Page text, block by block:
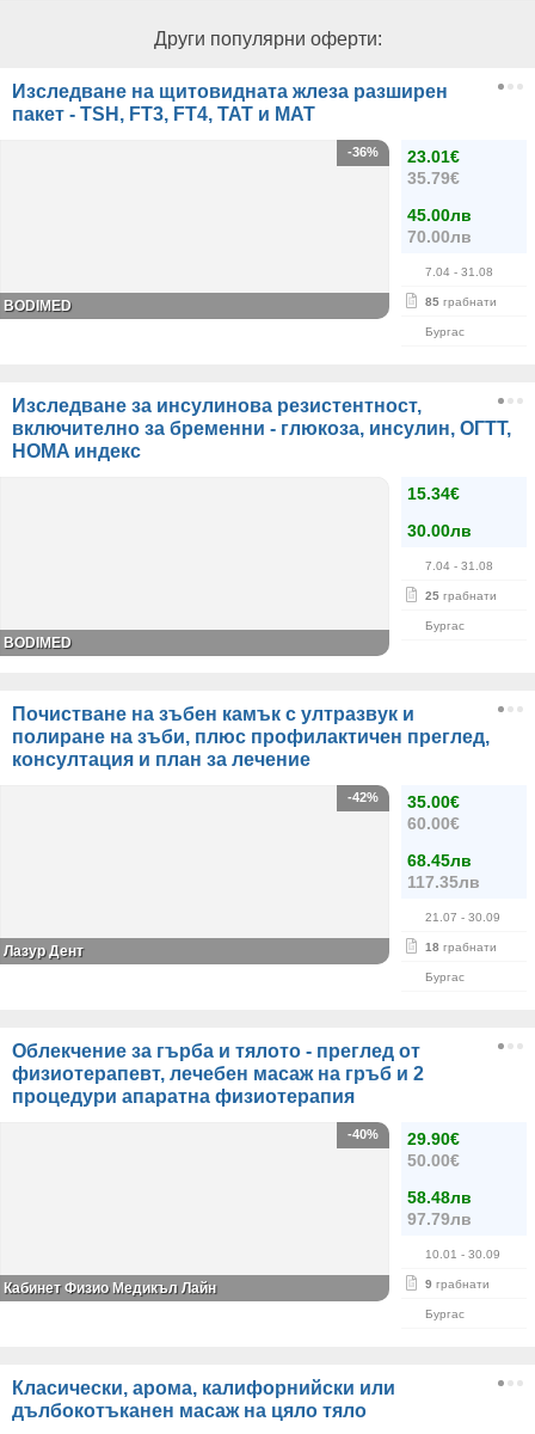
Други популярни оферти:
Изследване на щитовидната жлеза разширен
пакет - TSH, FT3, FT4, ТАТ и МАТ
23.01€
35.79€
45.00лв
70.00лв
7.04 - 31.08
85 грабнати
Бургас
-36%
BODIMED
Изследване за инсулинова резистентност,
включително за бременни - глюкоза, инсулин, ОГТТ,
HOMA индекс
15.34€
30.00лв
7.04 - 31.08
25 грабнати
Бургас
BODIMED
Почистване на зъбен камък с ултразвук и
полиране на зъби, плюс профилактичен преглед,
консултация и план за лечение
35.00€
60.00€
68.45лв
117.35лв
21.07 - 30.09
18 грабнати
Бургас
-42%
Лазур Дент
Облекчение за гърба и тялото - преглед от
физиотерапевт, лечебен масаж на гръб и 2
процедури апаратна физиотерапия
29.90€
50.00€
58.48лв
97.79лв
10.01 - 30.09
9 грабнати
Бургас
-40%
Кабинет Физио Медикъл Лайн
Класически, арома, калифорнийски или
дълбокотъканен масаж на цяло тяло